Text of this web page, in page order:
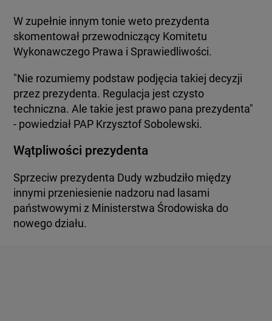
W zupełnie innym tonie weto prezydenta
skomentował przewodniczący Komitetu
Wykonawczego Prawa i Sprawiedliwości.
"Nie rozumiemy podstaw podjęcia takiej decyzji
przez prezydenta. Regulacja jest czysto
techniczna. Ale takie jest prawo pana prezydenta"
- powiedział PAP Krzysztof Sobolewski.
Wątpliwości prezydenta
Sprzeciw prezydenta Dudy wzbudziło między
innymi przeniesienie nadzoru nad lasami
państwowymi z Ministerstwa Środowiska do
nowego działu.